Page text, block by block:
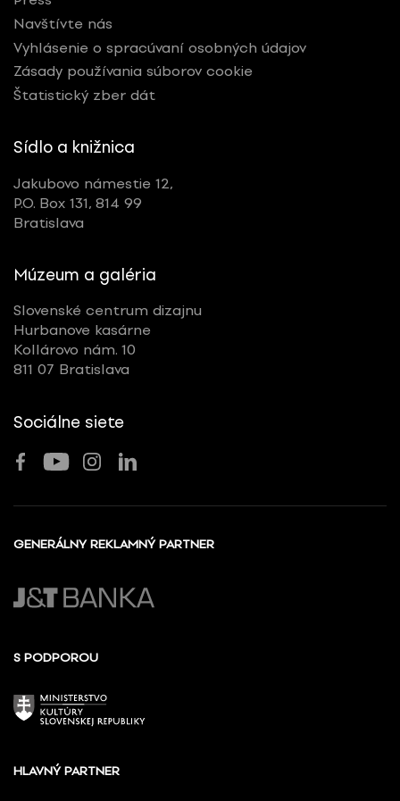
Navštívte nás
Vyhlásenie o spracúvaní osobných údajov
Zásady používania súborov cookie
Štatistický zber dát
Sídlo a knižnica
Jakubovo námestie 12,
P.O. Box 131, 814 99
Bratislava
Múzeum a galéria
Slovenské centrum dizajnu
Hurbanove kasárne
Kollárovo nám. 10
811 07 Bratislava
Sociálne siete
GENERÁLNY REKLAMNÝ PARTNER
S PODPOROU
HLAVNÝ PARTNER